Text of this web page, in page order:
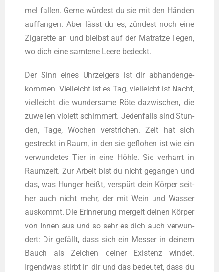
mel fal­len. Ger­ne wür­dest du sie mit den Hän­den
auf­fan­gen. Aber lässt du es, zün­dest noch eine
Ziga­ret­te an und bleibst auf der Matrat­ze lie­gen,
wo dich eine sam­te­ne Lee­re bedeckt.
Der Sinn eines Uhr­zei­gers ist dir abhan­den­ge­
kom­men. Viel­leicht ist es Tag, viel­leicht ist Nacht,
viel­leicht die wun­der­sa­me Röte dazwi­schen, die
zuwei­len vio­lett schim­mert. Jeden­falls sind Stun­
den, Tage, Wochen ver­stri­chen. Zeit hat sich
gestreckt in Raum, in den sie geflo­hen ist wie ein
ver­wun­de­tes Tier in eine Höh­le. Sie ver­harrt in
Raum­zeit. Zur Arbeit bist du nicht gegan­gen und
das, was Hun­ger heißt, ver­spürt dein Kör­per seit­
her auch nicht mehr, der mit Wein und Was­ser
aus­kommt. Die Erin­ne­rung mer­gelt dei­nen Kör­per
von Innen aus und so sehr es dich auch ver­wun­
dert: Dir gefällt, dass sich ein Mes­ser in dei­nem
Bauch als Zei­chen dei­ner Exis­tenz win­det.
Irgend­was stirbt in dir und das bedeu­tet, dass du